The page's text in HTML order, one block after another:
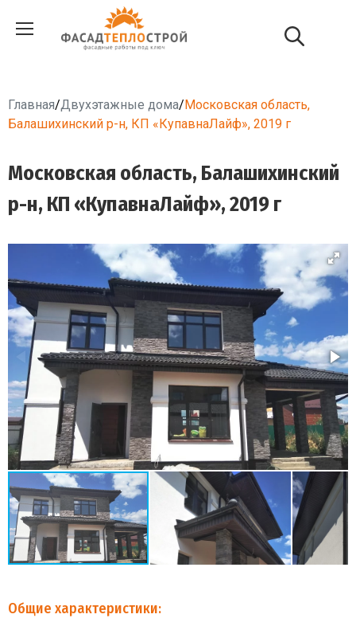
Главная/Двухэтажные дома/Московская область,
Балашихинский р-н, КП «КупавнаЛайф», 2019 г
Московская область, Балашихинский
р-н, КП «КупавнаЛайф», 2019 г
Общие характеристики: